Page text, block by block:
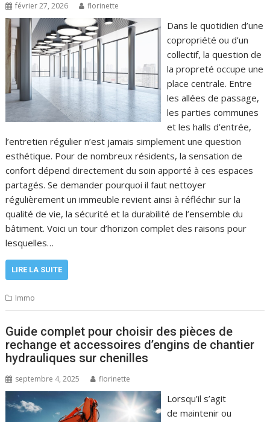
février 27, 2026 florinette
Dans le quotidien d’une
copropriété ou d’un
collectif, la question de
la propreté occupe une
place centrale. Entre
les allées de passage,
les parties communes
et les halls d’entrée,
l’entretien régulier n’est jamais simplement une question
esthétique. Pour de nombreux résidents, la sensation de
confort dépend directement du soin apporté à ces espaces
partagés. Se demander pourquoi il faut nettoyer
régulièrement un immeuble revient ainsi à réfléchir sur la
qualité de vie, la sécurité et la durabilité de l’ensemble du
bâtiment. Voici un tour d’horizon complet des raisons pour
lesquelles…
LIRE LA SUITE
Immo
Guide complet pour choisir des pièces de
rechange et accessoires d’engins de chantier
hydrauliques sur chenilles
septembre 4, 2025 florinette
Lorsqu’il s’agit
de maintenir ou